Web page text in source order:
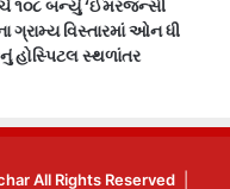
૧૦૮ બન્યું ‘ઈમરજન્સી
ગ્રામ્ય વિસ્તારમાં ઓન ધી
હોસ્પિટલ સ્થળાંતર
All Rights Reserved